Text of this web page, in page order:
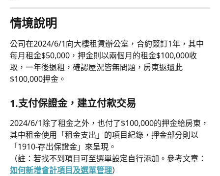
情境說明
公司在2024/6/1向大樓租賃辦公室，合約簽訂1年，其中
每月租金$50,000，押金則以兩個月的租金$100,000收
取，一年後退租，確認屋況皆無問題，房東返還此
$100,000押金。
1.支付保證金，建立付款交易
2024/6/1除了租金之外，也付了$100,000的押金給房東，
其中租金使用「租金支出」的項目紀錄，押金部分則以
「1910-存出保證金」來呈現。
（註：若找不到項目可至選單設定自行添加。參考文章：
如何新增會計項目及選單管理）